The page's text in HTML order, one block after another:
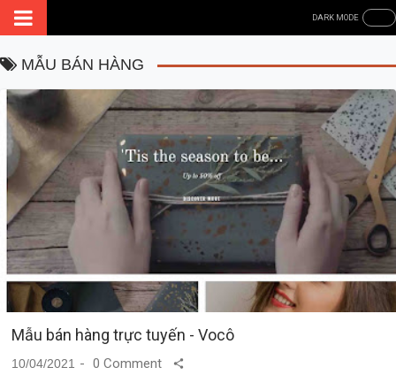
MẪU BÁN HÀNG
Mẫu bán hàng trực tuyến - Vocô
10/04/2021
0 Comment